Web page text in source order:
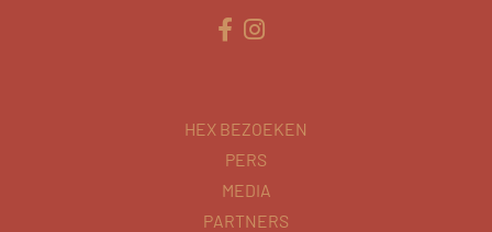
HEX BEZOEKEN
PERS
MEDIA
PARTNERS